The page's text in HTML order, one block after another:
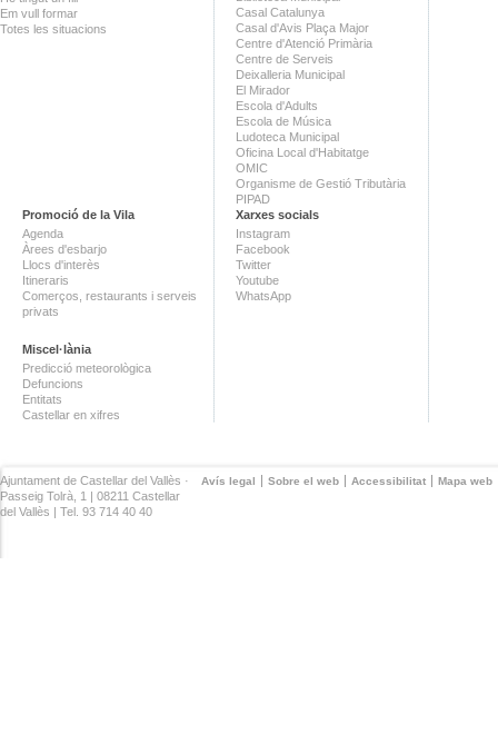
Em vull formar
Totes les situacions
Casal Catalunya
Casal d'Avis Plaça Major
Centre d'Atenció Primària
Centre de Serveis
Deixalleria Municipal
El Mirador
Escola d'Adults
Escola de Música
Ludoteca Municipal
Oficina Local d'Habitatge
OMIC
Organisme de Gestió Tributària
PIPAD
Promoció de la Vila
Agenda
Àrees d'esbarjo
Llocs d'interès
Itineraris
Comerços, restaurants i serveis
privats
Miscel·lània
Predicció meteorològica
Defuncions
Entitats
Castellar en xifres
Xarxes socials
Instagram
Facebook
Twitter
Youtube
WhatsApp
Avís legal Sobre el web Accessibilitat Mapa web
Ajuntament de Castellar del Vallès ·
Passeig Tolrà, 1 | 08211 Castellar
del Vallès | Tel. 93 714 40 40